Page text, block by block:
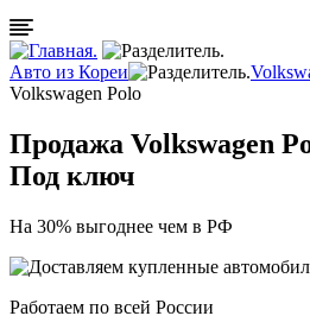
Авто из Кореи
Volkswagen Polo
Продажа Volkswagen
Под ключ
На 30% выгоднее чем в РФ
Работаем по всей России